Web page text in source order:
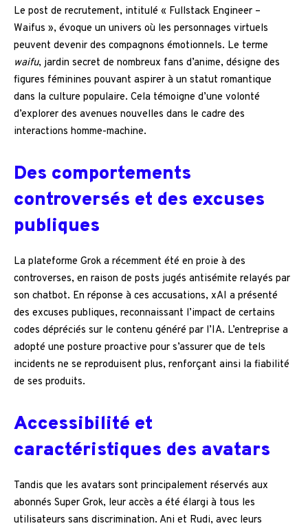
Le post de recrutement, intitulé « Fullstack Engineer –
Waifus », évoque un univers où les personnages virtuels
peuvent devenir des compagnons émotionnels. Le terme
waifu, jardin secret de nombreux fans d’anime, désigne des
figures féminines pouvant aspirer à un statut romantique
dans la culture populaire. Cela témoigne d’une volonté
d’explorer des avenues nouvelles dans le cadre des
interactions homme-machine.
Des comportements
controversés et des excuses
publiques
La plateforme Grok a récemment été en proie à des
controverses, en raison de posts jugés antisémite relayés par
son chatbot. En réponse à ces accusations, xAI a présenté
des excuses publiques, reconnaissant l’impact de certains
codes dépréciés sur le contenu généré par l’IA. L’entreprise a
adopté une posture proactive pour s’assurer que de tels
incidents ne se reproduisent plus, renforçant ainsi la fiabilité
de ses produits.
Accessibilité et
caractéristiques des avatars
Tandis que les avatars sont principalement réservés aux
abonnés Super Grok, leur accès a été élargi à tous les
utilisateurs sans discrimination. Ani et Rudi, avec leurs